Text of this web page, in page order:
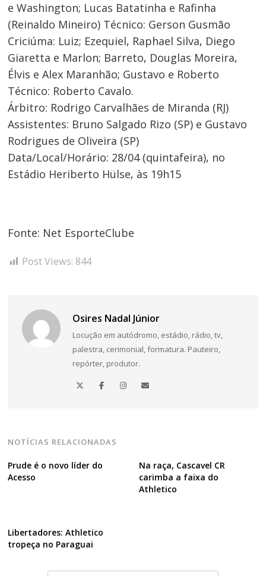
e Washington; Lucas Batatinha e Rafinha
(Reinaldo Mineiro) Técnico: Gerson Gusmão
Criciúma: Luiz; Ezequiel, Raphael Silva, Diego
Giaretta e Marlon; Barreto, Douglas Moreira,
Élvis e Alex Maranhão; Gustavo e Roberto
Técnico: Roberto Cavalo.
Árbitro: Rodrigo Carvalhães de Miranda (RJ)
Assistentes: Bruno Salgado Rizo (SP) e Gustavo
Rodrigues de Oliveira (SP)
Data/Local/Horário: 28/04 (quinta­feira), no
Estádio Heriberto Hülse, às 19h15
Fonte: Net EsporteClube
Post Views: 844
Osires Nadal Júnior
Locução em autódromo, estádio, rádio, tv,
palestra, cerimonial, formatura. Pauteiro,
repórter, produtor.
NOTÍCIAS RELACIONADAS
Prude é o novo líder do
Acesso
Na raça, Cascavel CR
carimba a faixa do
Athletico
Libertadores: Athletico
tropeça no Paraguai